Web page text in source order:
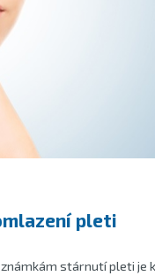
pleti
stárnutí pleti je